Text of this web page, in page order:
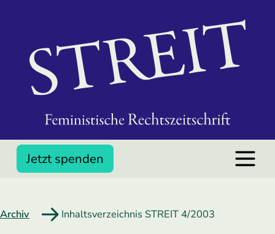
Jetzt spenden
Archiv Inhaltsverzeichnis STREIT 4/2003